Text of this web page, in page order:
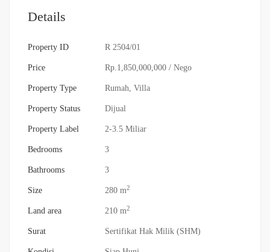
Details
Property ID R 2504/01
Price Rp.1,850,000,000 / Nego
Property Type Rumah, Villa
Property Status Dijual
Property Label 2-3.5 Miliar
Bedrooms 3
Bathrooms 3
Size 280 m2
Land area 210 m2
Surat Sertifikat Hak Milik (SHM)